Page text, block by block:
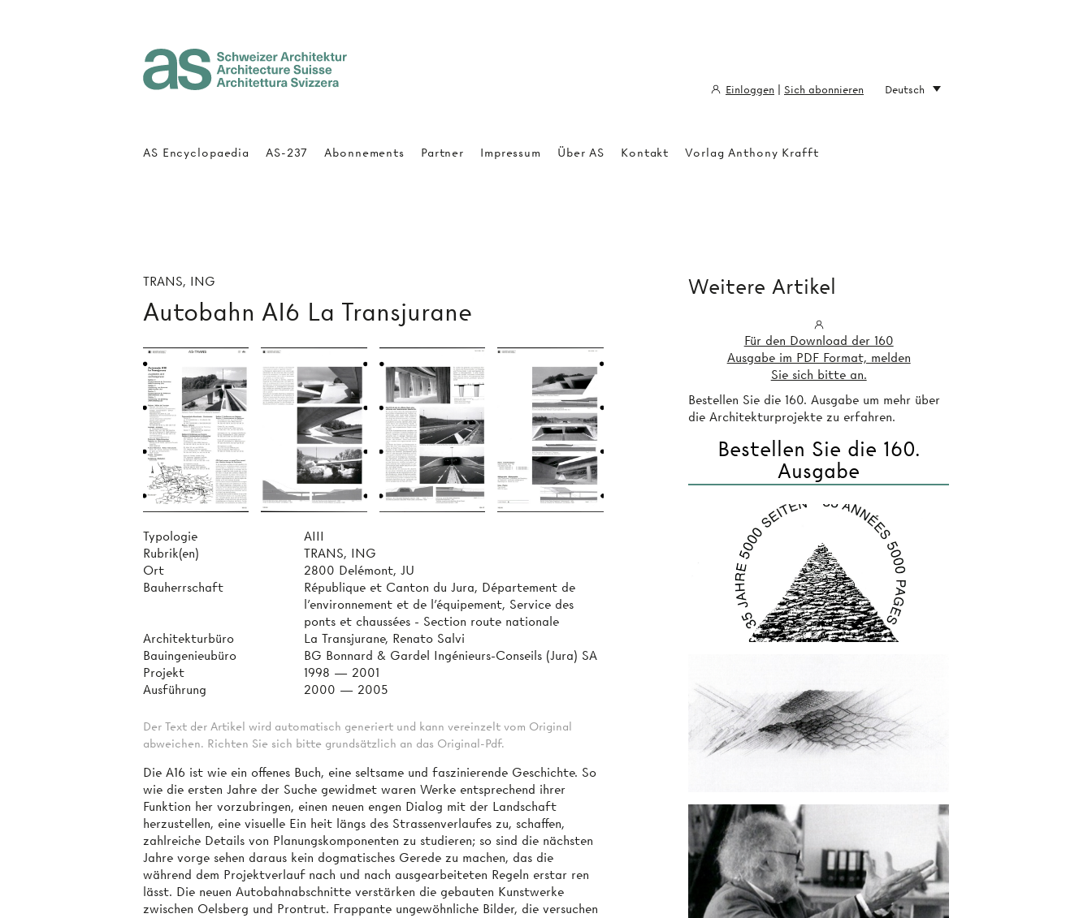
TRANS, ING
Autobahn AI6 La Transjurane
Typologie
AIII
Rubrik(en)
TRANS, ING
Ort
2800 Delémont, JU
Bauherrschaft
République et Canton du Jura, Département de
l'environnement et de l'équipement, Service des
ponts et chaussées - Section route nationale
Architekturbüro
La Transjurane, Renato Salvi
Bauingenieubüro
BG Bonnard & Gardel Ingénieurs-Conseils (Jura) SA
Projekt
1998 — 2001
Ausführung
2000 — 2005
Der Text der Artikel wird automatisch generiert und kann vereinzelt vom Original
abweichen. Richten Sie sich bitte grundsätzlich an das Original-Pdf.
Die A16 ist wie ein offenes Buch, eine seltsame und faszinierende Geschichte. So
wie die ersten Jahre der Suche gewidmet waren Werke entsprechend ihrer
Funktion her­ vorzubringen, einen neuen engen Dialog mit der Landschaft
herzustellen, eine visuelle Ein­ heit längs des Strassenverlaufes zu, schaffen,
zahlreiche Details von Planungskomponenten zu studieren; so sind die nächsten
Jahre vorge­ sehen daraus kein dogmatisches Gerede zu machen, das die
während dem Projektverlauf nach und nach ausgearbeiteten Regeln erstar­ ren
lässt. Die neuen Autobahnabschnitte verstärken die gebauten Kunstwerke
zwischen Oelsberg und Prontrut. Frappante ungewöhnliche Bilder, die versuchen
Weitere Artikel
Für den Download der 160
Ausgabe im PDF Format, melden
Sie sich bitte an.
Bestellen Sie die 160. Ausgabe um mehr über
die Architekturprojekte zu erfahren.
Bestellen Sie die 160.
Ausgabe
AS Encyclopaedia AS-237 Abonnements Partner Impressum Über AS Kontakt Vorlag Anthony Krafft
Einloggen Sich abonnieren Deutsch